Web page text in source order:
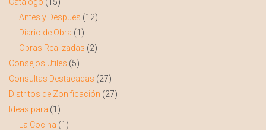
Antes y Despues (12)
Diario de Obra (1)
Obras Realizadas (2)
Consejos Utiles (5)
Consultas Destacadas (27)
Distritos de Zonificación (27)
Ideas para (1)
La Cocina (1)